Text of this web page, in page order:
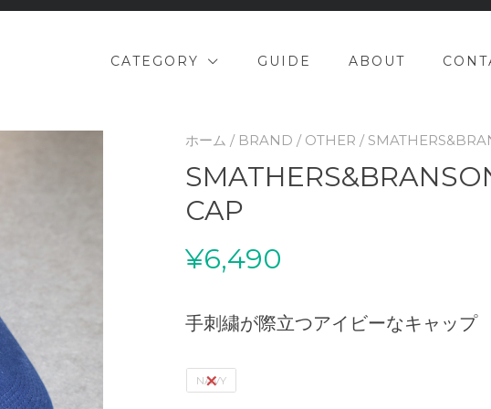
CATEGORY GUIDE ABOUT
ホーム / BRAND / OTHER /
CAP
¥6,490
手刺繍が際立つアイビーなキャップ
NAVY